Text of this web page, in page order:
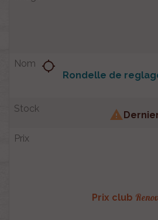
Rondelle de
location_searching

Prix club